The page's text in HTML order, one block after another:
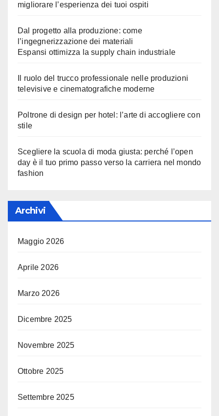
migliorare l’esperienza dei tuoi ospiti
Dal progetto alla produzione: come
l’ingegnerizzazione dei materiali
Espansi ottimizza la supply chain industriale
Il ruolo del trucco professionale nelle produzioni
televisive e cinematografiche moderne
Poltrone di design per hotel: l’arte di accogliere con
stile
Scegliere la scuola di moda giusta: perché l’open
day è il tuo primo passo verso la carriera nel mondo
fashion
Archivi
Maggio 2026
Aprile 2026
Marzo 2026
Dicembre 2025
Novembre 2025
Ottobre 2025
Settembre 2025